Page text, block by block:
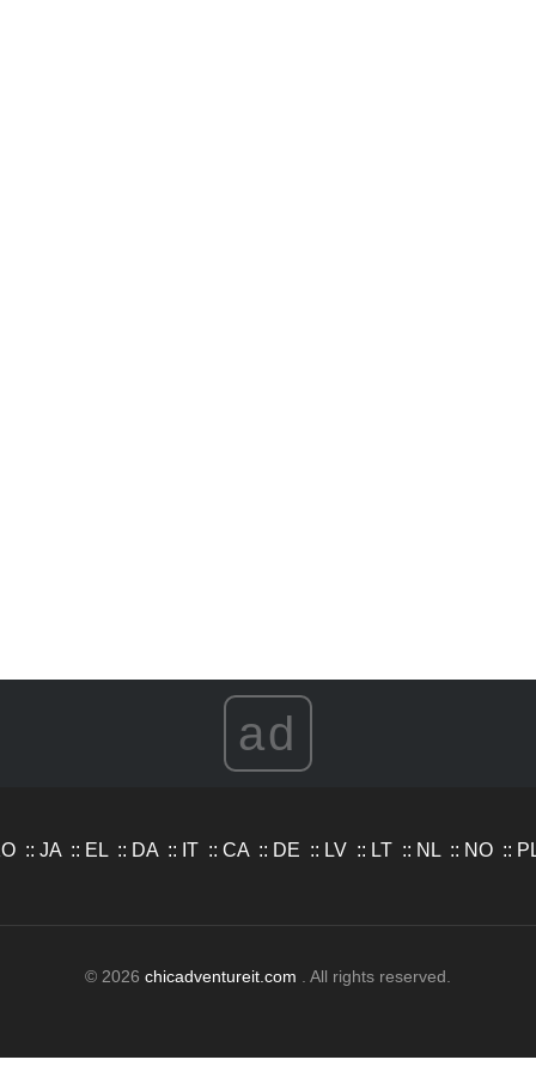
ad
:: JA :: EL :: DA :: IT :: CA :: DE :: LV :: LT :: NL :: NO ::
© 2026 chicadventureit.com . All rights reserved.